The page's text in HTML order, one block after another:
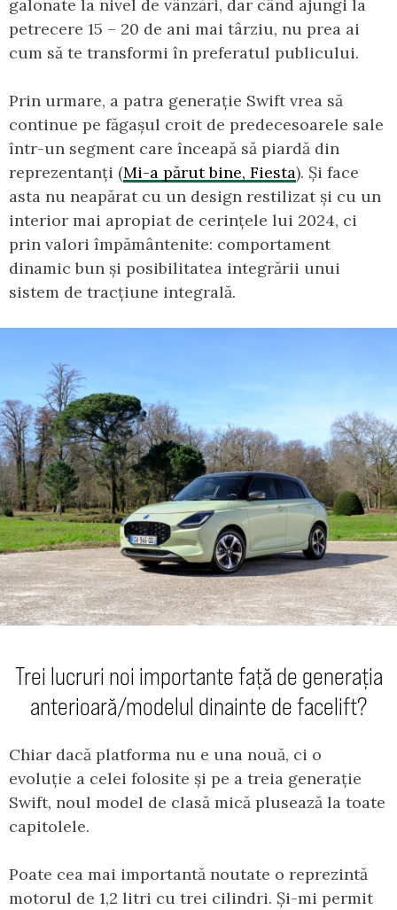
galonate la nivel de vânzări, dar când ajungi la
petrecere 15 – 20 de ani mai târziu, nu prea ai
cum să te transformi în preferatul publicului.
Prin urmare, a patra generație Swift vrea să
continue pe făgașul croit de predecesoarele sale
într-un segment care înceapă să piardă din
reprezentanți (Mi-a părut bine, Fiesta). Și face
asta nu neapărat cu un design restilizat și cu un
interior mai apropiat de cerințele lui 2024, ci
prin valori împământenite: comportament
dinamic bun și posibilitatea integrării unui
sistem de tracțiune integrală.
Trei lucruri noi importante față de generația
anterioară/modelul dinainte de facelift?
Chiar dacă platforma nu e una nouă, ci o
evoluție a celei folosite și pe a treia generație
Swift, noul model de clasă mică plusează la toate
capitolele.
Poate cea mai importantă noutate o reprezintă
motorul de 1,2 litri cu trei cilindri. Și-mi permit